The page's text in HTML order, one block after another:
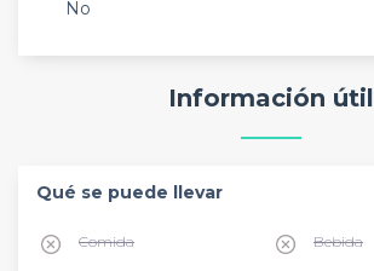
No
Información útil
Qué se puede llevar
Comida Bebida